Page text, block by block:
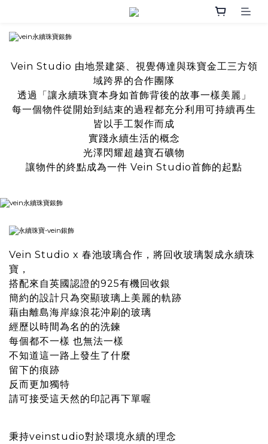
Vein Studio 由地景建築、視覺傳達與珠寶金工三方領
域跨界的合作團隊
透過「讓永續珠寶本身如首飾背後的故事一樣美麗」
每一個物件從開始到結束的過程都充分利用可持續再生
皆以手工製作而成
實踐永續生活的概念
光澤閃耀超越寶石礦物
讓物件的終點成為一件 Vein Studio首飾的起點
Vein Studio x 春池玻璃合作，將回收玻璃製成永續珠
寶，
搭配來自英國認證的925有機回收銀
簡約的設計只為突顯玻璃上美麗的軌跡
藉由離島海岸線浪花沖刷的玻璃
經歷以時間為名的的洗鍊
每個都不一樣 也無法一樣
不知道這一路上發生了什麼
留下的痕跡
反而更加獨特
請可接受這天然的印記再下單喔
秉持veinstudio對於環境永續的理念